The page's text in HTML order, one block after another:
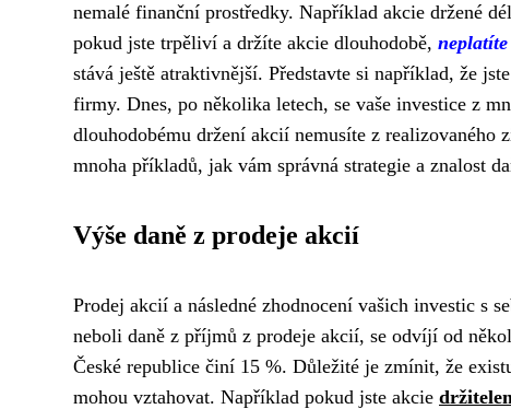
nemalé finanční prostředky. Například akcie držené
pokud jste trpěliví a držíte akcie dlouhodobě,
stává ještě atraktivnější. Představte si například, že
firmy. Dnes, po několika letech, se vaše investice z
dlouhodobému držení akcií nemusíte z
mnoha příkladů, jak vám správná strategie a znalost
Výše daně z prodeje akcií
Prodej akcií a následné zhodnocení vašich investic s
neboli daně z příjmů z prodeje akcií, se odvíjí od
České republice činí 15 %. Důležité je zmínit, že
mohou vztahovat. Například pokud jste akcie